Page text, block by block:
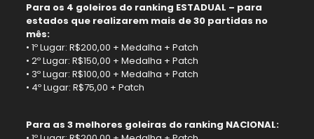
Para os 4 goleiros do ranking ESTADUAL – para
estados que realizarem mais de 30 partidas no
mês:
• 1º Lugar: R$200,00 + Medalha + Patch
• 2º Lugar: R$150,00 + Medalha + Patch
• 3º Lugar: R$100,00 + Medalha + Patch
• 4º Lugar: R$75,00 + Patch
Para as 3 melhores goleiras do ranking NACIONAL: